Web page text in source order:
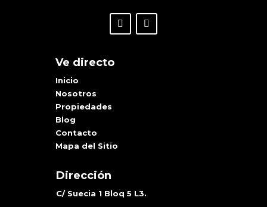
Ve directo
Inicio
Nosotros
Propiedades
Blog
Contacto
Mapa del Sitio
Dirección
C/ Suecia 1 Bloq 5 L3.